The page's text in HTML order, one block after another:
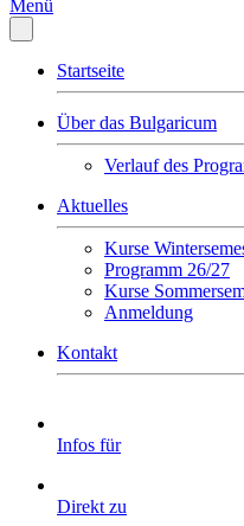
Menü
Startseite
Über das Bulgaricum
Verlauf des
Aktuelles
Kurse
Programm 26/27
Kurse
Anmeldung
Kontakt
Infos für
Direkt zu